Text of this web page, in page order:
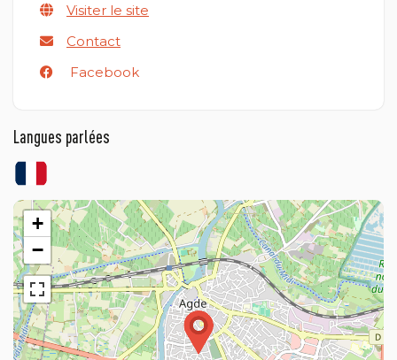
Visiter le site
Contact
Facebook
Langues parlées
+
−